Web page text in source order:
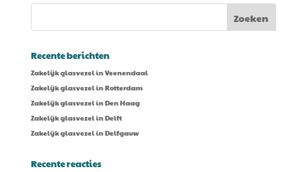
Recente berichten
Zakelijk glasvezel in Veenendaal
Zakelijk glasvezel in Rotterdam
Zakelijk glasvezel in Den Haag
Zakelijk glasvezel in Delft
Zakelijk glasvezel in Delfgauw
Recente reacties